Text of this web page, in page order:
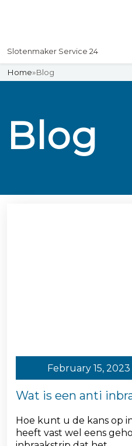
Slotenmaker Service 24
Home»Blog
Blog
February 15, 2023
Wat is een anti
Hoe kunt u de kans op
heeft vast wel eens